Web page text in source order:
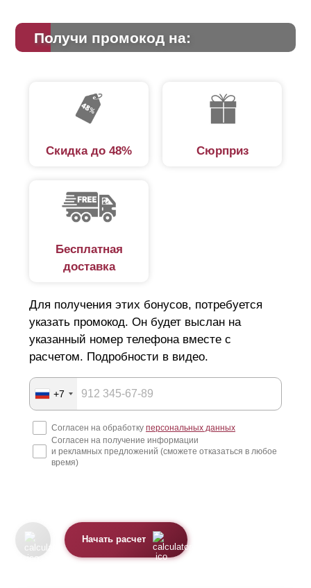
Получи промокод на:
Скидка до 48% Сюрприз
Бесплатная
доставка
Для получения этих бонусов, потребуется
указать промокод. Он будет выслан на
указанный номер телефона вместе с
расчетом. Подробности в видео.
+7
Согласен на обработку персональных данных
Согласен на получение информации
и рекламных предложений (сможете отказаться в любое
время)
Начать расчет